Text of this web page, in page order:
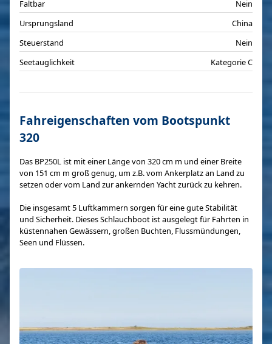
Faltbar
Nein
Ursprungsland
China
Steuerstand
Nein
Seetauglichkeit
Kategorie C
Fahreigenschaften vom Bootspunkt
320
Das BP250L ist mit einer Länge von 320 cm m und einer Breite
von 151 cm m groß genug, um z.B. vom Ankerplatz an Land zu
setzen oder vom Land zur ankernden Yacht zurück zu kehren.
Die insgesamt 5 Luftkammern sorgen für eine gute Stabilität
und Sicherheit. Dieses Schlauchboot ist ausgelegt für Fahrten in
küstennahen Gewässern, großen Buchten, Flussmündungen,
Seen und Flüssen.